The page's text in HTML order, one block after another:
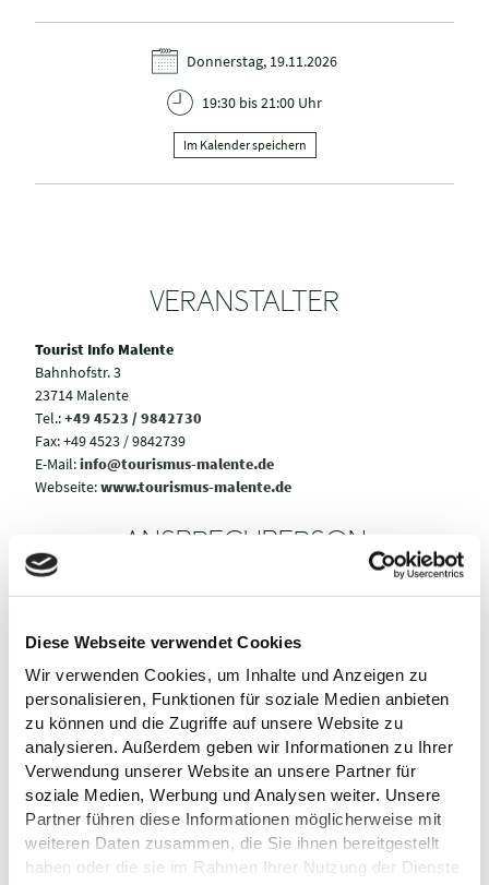
Diese Webseite verwendet Cookies
Wir verwenden Cookies, um Inhalte und Anzeigen zu
personalisieren, Funktionen für soziale Medien anbieten
zu können und die Zugriffe auf unsere Website zu
analysieren. Außerdem geben wir Informationen zu Ihrer
Verwendung unserer Website an unsere Partner für
soziale Medien, Werbung und Analysen weiter. Unsere
Partner führen diese Informationen möglicherweise mit
weiteren Daten zusammen, die Sie ihnen bereitgestellt
haben oder die sie im Rahmen Ihrer Nutzung der Dienste
Donnerstag, 19.11.2026
19:30 bis 21:00 Uhr
Im Kalender speichern
VERANSTALTER
Tourist Info Malente
Bahnhofstr. 3
23714 Malente
Tel.:+49 4523 / 9842730
Fax:+49 4523 / 9842739
E-Mail:info@tourismus-malente.de
Webseite:www.tourismus-malente.de
23714 Malente
Fax:+49 4523 / 9842739
E-Mail:info@tourismus-malente.de
Webseite:www.tourismus-malente.de
Anreise planen